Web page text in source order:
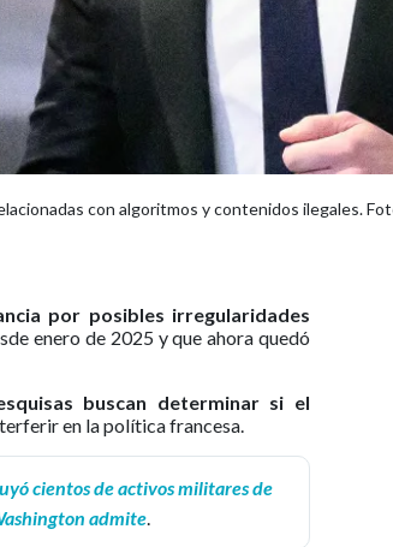
con algoritmos y contenidos ilegales.
por posibles irregularidades
enero de 2025 y que ahora quedó
buscan determinar si el
en la política francesa.
cientos de activos militares de
admite.